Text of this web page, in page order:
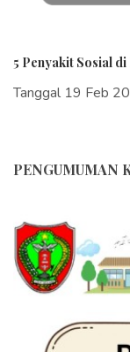
PENGUMUMAN
5 Penyakit Sosial
Tanggal 19 Feb